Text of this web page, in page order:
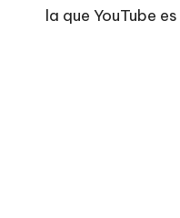
la que YouTube